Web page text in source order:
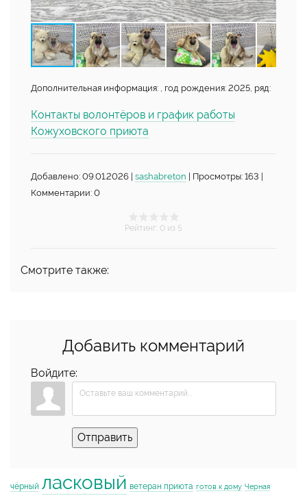
Дополнительная информация: , год рождения: 2025, ряд:
Контакты волонтёров и график работы
Кожуховского приюта
Добавлено: 09.01.2026 | sashabreton | Просмотры: 163 |
Комментарии: 0
Рейтинг 0 из 5
Смотрите также:
Добавить комментарий
Войдите:
Отправить
чёрный ласковый ветеран приюта готов к дому Черная